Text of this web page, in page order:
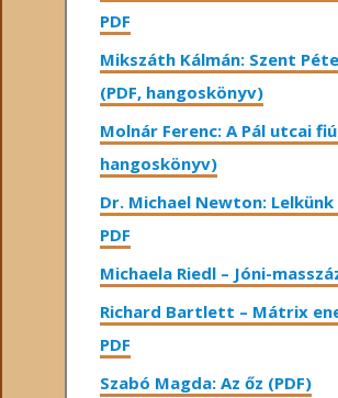
PDF
Mikszáth Kálmán: Szent
(PDF, hangoskönyv)
Molnár Ferenc: A Pál utcai
hangoskönyv)
Dr. Michael Newton:
PDF
Michaela Riedl – Jóni-
Richard Bartlett – Mátrix
PDF
Szabó Magda: Az őz (PDF)